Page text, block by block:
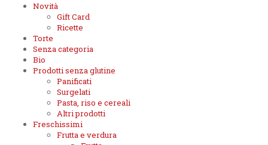
Novità
Gift Card
Ricette
Torte
Senza categoria
Bio
Prodotti senza glutine
Panificati
Surgelati
Pasta, riso e cereali
Altri prodotti
Freschissimi
Frutta e verdura